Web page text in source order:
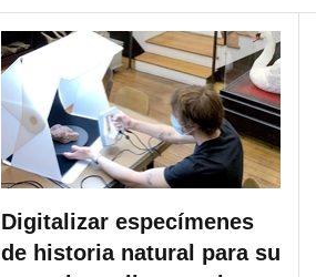
Digitalizar especímenes
de historia natural para su